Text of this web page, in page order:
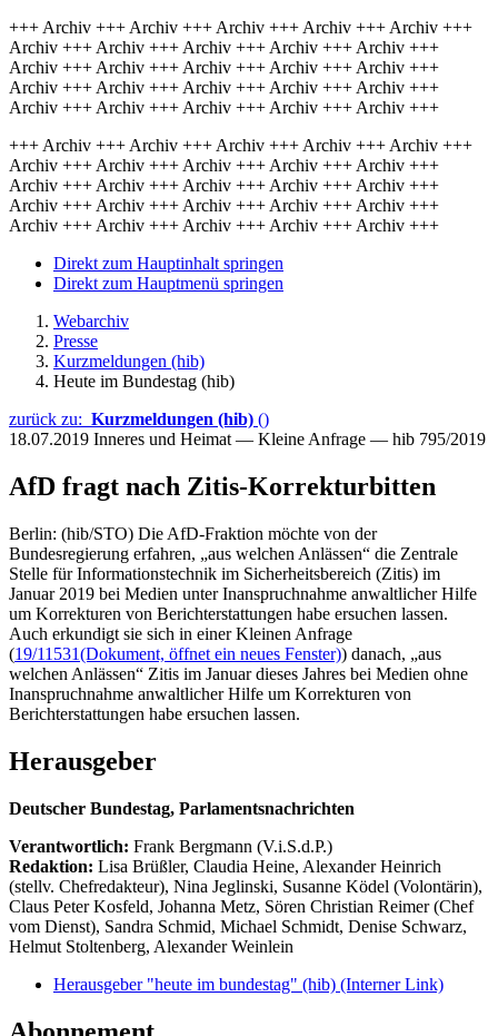
+++ Archiv +++ Archiv +++ Archiv +++ Archiv +++ Archiv +++
Archiv +++ Archiv +++ Archiv +++ Archiv +++ Archiv +++
Archiv +++ Archiv +++ Archiv +++ Archiv +++ Archiv +++
Archiv +++ Archiv +++ Archiv +++ Archiv +++ Archiv +++
Archiv +++ Archiv +++ Archiv +++ Archiv +++ Archiv +++
+++ Archiv +++ Archiv +++ Archiv +++ Archiv +++ Archiv +++
Archiv +++ Archiv +++ Archiv +++ Archiv +++ Archiv +++
Archiv +++ Archiv +++ Archiv +++ Archiv +++ Archiv +++
Archiv +++ Archiv +++ Archiv +++ Archiv +++ Archiv +++
Archiv +++ Archiv +++ Archiv +++ Archiv +++ Archiv +++
Direkt zum Hauptinhalt springen
Direkt zum Hauptmenü springen
Webarchiv
Presse
Kurzmeldungen (hib)
Heute im Bundestag (hib)
zurück zu: Kurzmeldungen (hib) ()
18.07.2019 Inneres und Heimat — Kleine Anfrage — hib 795/2019
AfD fragt nach Zitis-Korrekturbitten
Berlin: (hib/STO) Die AfD-Fraktion möchte von der
Bundesregierung erfahren, „aus welchen Anlässen“ die Zentrale
Stelle für Informationstechnik im Sicherheitsbereich (Zitis) im
Januar 2019 bei Medien unter Inanspruchnahme anwaltlicher Hilfe
um Korrekturen von Berichterstattungen habe ersuchen lassen.
Auch erkundigt sie sich in einer Kleinen Anfrage
(19/11531(Dokument, öffnet ein neues Fenster)) danach, „aus
welchen Anlässen“ Zitis im Januar dieses Jahres bei Medien ohne
Inanspruchnahme anwaltlicher Hilfe um Korrekturen von
Berichterstattungen habe ersuchen lassen.
Herausgeber
Deutscher Bundestag, Parlamentsnachrichten
Verantwortlich: Frank Bergmann (V.i.S.d.P.)
Redaktion: Lisa Brüßler, Claudia Heine, Alexander Heinrich
(stellv. Chefredakteur), Nina Jeglinski, Susanne Ködel (Volontärin),
Claus Peter Kosfeld, Johanna Metz, Sören Christian Reimer (Chef
vom Dienst), Sandra Schmid, Michael Schmidt, Denise Schwarz,
Helmut Stoltenberg, Alexander Weinlein
Herausgeber "heute im bundestag" (hib) (Interner Link)